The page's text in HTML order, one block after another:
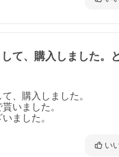
、購入しました。
いました。
ました。
い